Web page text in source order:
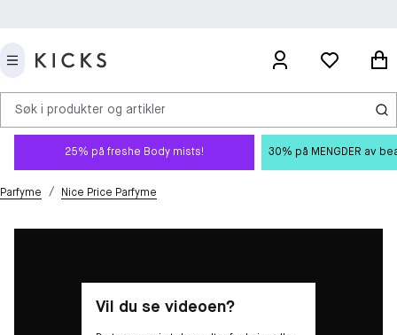
Søk i produkter og artikler
25% på freshe Body mists! 30% på MENGDER av
Parfyme / Nice Price Parfyme
Vil du se videoen?